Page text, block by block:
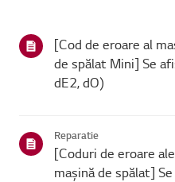
[Cod de eroare al
de spălat Mini] Se
dE2, dO)
Reparatie
[Coduri de eroare
mașină de spălat]